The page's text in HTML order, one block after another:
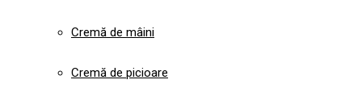
Cremă de mâini
Cremă de picioare